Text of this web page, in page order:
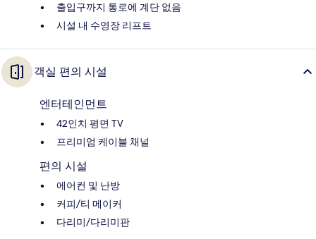
출입구까지 통로에 계단 없음
시설 내 수영장 리프트
객실 편의 시설
엔터테인먼트
42인치 평면 TV
프리미엄 케이블 채널
편의 시설
에어컨 및 난방
커피/티 메이커
다리미/다리미판